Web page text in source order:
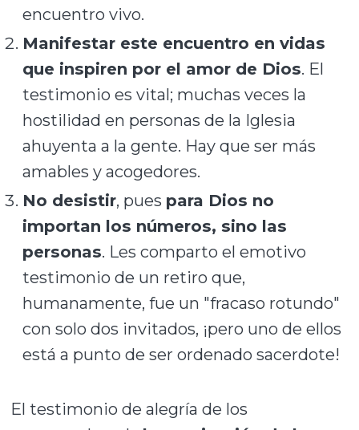
encuentro vivo.
Manifestar este encuentro en vidas
que inspiren por el amor de Dios. El
testimonio es vital; muchas veces la
hostilidad en personas de la Iglesia
ahuyenta a la gente. Hay que ser más
amables y acogedores.
No desistir, pues para Dios no
importan los números, sino las
personas. Les comparto el emotivo
testimonio de un retiro que,
humanamente, fue un "fracaso rotundo"
con solo dos invitados, ¡pero uno de ellos
está a punto de ser ordenado sacerdote!
El testimonio de alegría de los